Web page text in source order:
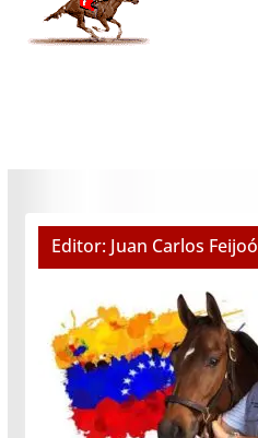
Editor: Juan Carlos Feijoó